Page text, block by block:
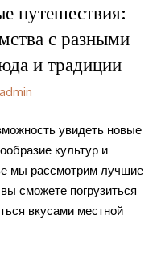
путешествия:
с разными
и традиции
admin
увидеть новые
культур и
мы рассмотрим лучшие
сможете погрузиться
вкусами местной